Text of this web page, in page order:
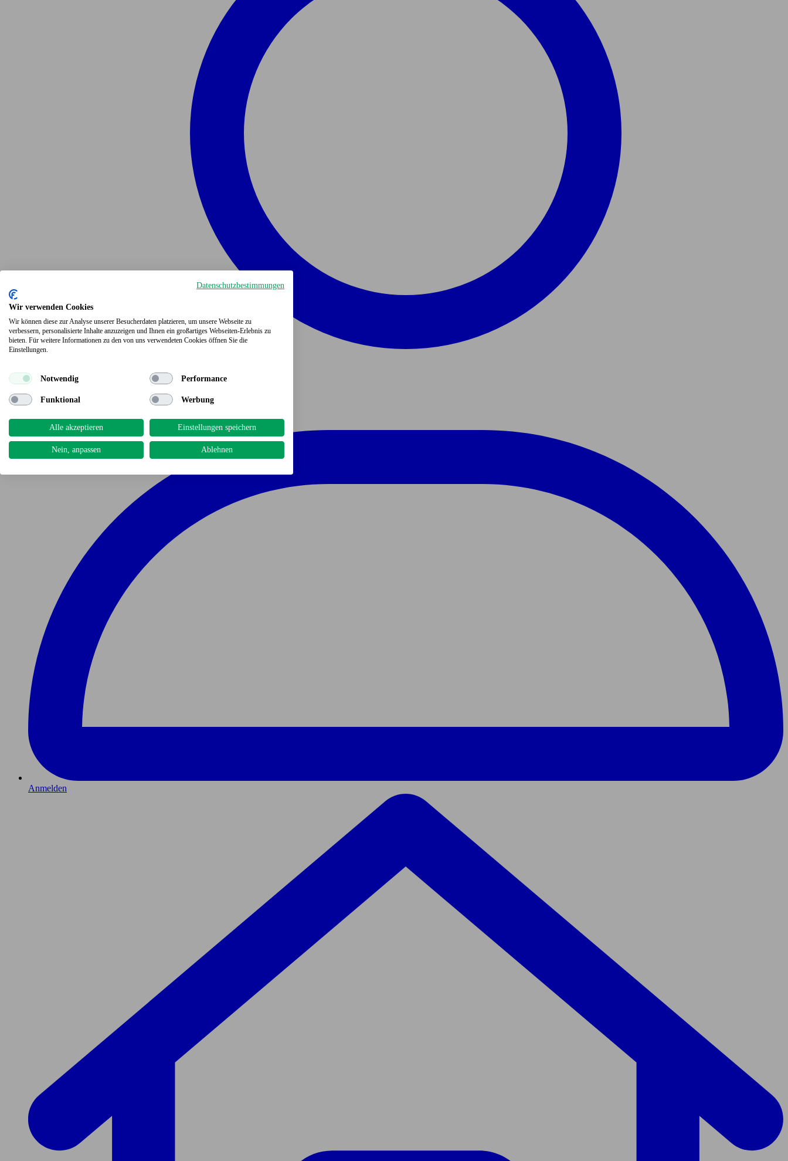
Anmelden
Datenschutzbestimmungen
Wir verwenden Cookies
Wir können diese zur Analyse unserer Besucherdaten platzieren, um unsere Webseite zu
verbessern, personalisierte Inhalte anzuzeigen und Ihnen ein großartiges Webseiten-Erlebnis zu
bieten. Für weitere Informationen zu den von uns verwendeten Cookies öffnen Sie die
Einstellungen.
Notwendig Performance
Funktional Werbung
Alle akzeptieren Einstellungen speichern
Nein, anpassen Ablehnen